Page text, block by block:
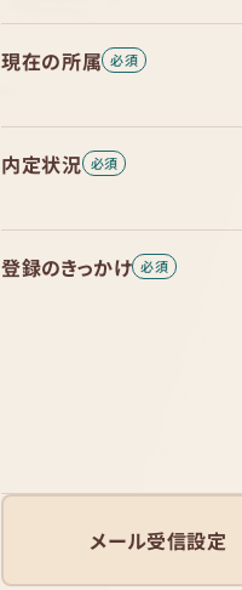
現在の所属
内定状況
登録のきっかけ
メール受信設定